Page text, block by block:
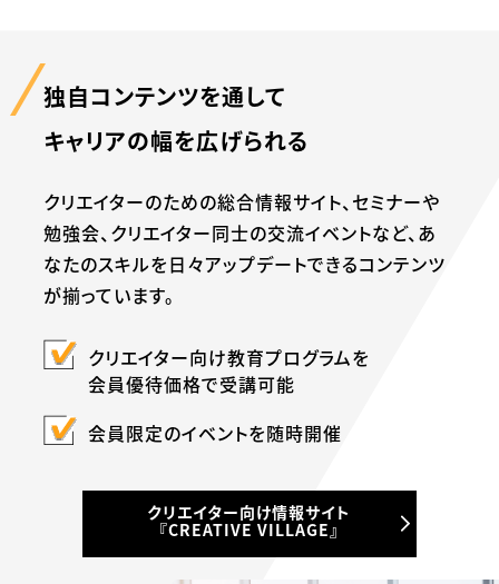
独自コンテンツを通して
キャリアの幅を広げられる
クリエイターのための総合情報サイト、セミナーや
勉強会、 クリエイター同士の交流イベントなど、 あ
なたのスキルを日々アップデートできるコンテンツ
が揃っています。
クリエイター向け教育プログラムを
会員優待価格で受講可能
会員限定のイベントを随時開催
クリエイター向け情報サイト
『CREATIVE VILLAGE』